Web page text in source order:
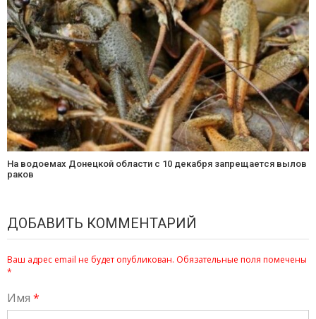
На водоемах Донецкой области с 10 декабря запрещается вылов
раков
ДОБАВИТЬ КОММЕНТАРИЙ
Ваш адрес email не будет опубликован. Обязательные поля помечены
*
Имя *